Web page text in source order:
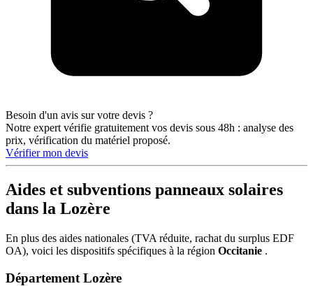
Besoin d'un avis sur votre devis ?
Notre expert vérifie gratuitement vos devis sous 48h : analyse des
prix, vérification du matériel proposé.
Vérifier mon devis
Aides et subventions panneaux solaires
dans la Lozère
En plus des aides nationales (TVA réduite, rachat du surplus EDF
OA), voici les dispositifs spécifiques à la région Occitanie .
Département Lozère